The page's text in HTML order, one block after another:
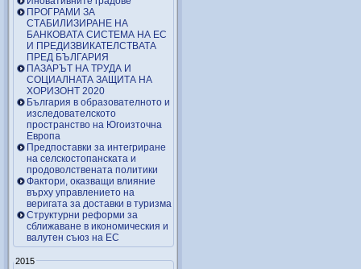
ПРОГРАМИ ЗА
СТАБИЛИЗИРАНЕ НА
БАНКОВАТА СИСТЕМА НА ЕС
И ПРЕДИЗВИКАТЕЛСТВАТА
ПРЕД БЪЛГАРИЯ
ПАЗАРЪТ НА ТРУДА И
СОЦИАЛНАТА ЗАЩИТА НА
ХОРИЗОНТ 2020
България в образователното и
изследователското
пространство на Югоизточна
Европа
Предпоставки за интегриране
на селскостопанската и
продоволствената политики
Фактори, оказващи влияние
върху управлението на
веригата за доставки в туризма
Структурни реформи за
сближаване в икономическия и
валутен съюз на ЕС
2015